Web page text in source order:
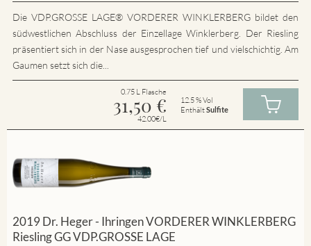
Die VDP.GROSSE LAGE® VORDERER WINKLERBERG bildet den
südwestlichen Abschluss der Einzellage Winklerberg. Der Riesling
präsentiert sich in der Nase ausgesprochen tief und vielschichtig. Am
Gaumen setzt sich die...
0.75 L Flasche
31,50 €
42.00€/L
12.5 % Vol
EnthältSulfite
2019 Dr. Heger - Ihringen VORDERER WINKLERBERG
Riesling GG VDP.GROSSE LAGE